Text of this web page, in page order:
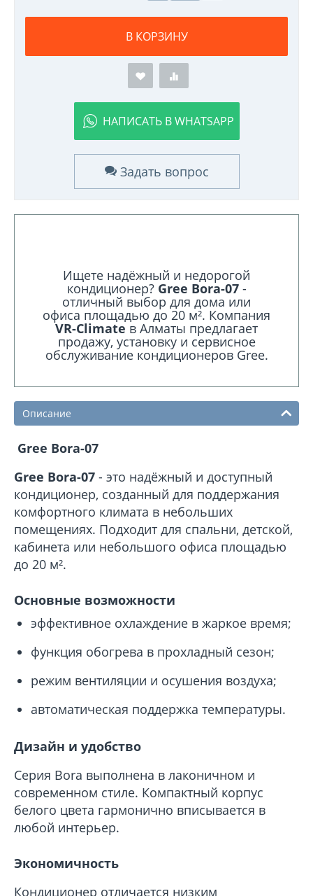
В КОРЗИНУ
НАПИСАТЬ В WHATSAPP
Задать вопрос
Ищете надёжный и недорогой
кондиционер? Gree Bora-07-
отличный выбор для дома или
офиса площадью до 20 м². Компания
VR-Climate в Алматы предлагает
продажу, установку и сервисное
обслуживание кондиционеров Gree.
Описание
Gree Bora-07
Gree Bora-07 - это надёжный и доступный
кондиционер, созданный для поддержания
комфортного климата в небольших
помещениях. Подходит для спальни, детской,
кабинета или небольшого офиса площадью
до 20 м².
Основные возможности
эффективное охлаждение в жаркое время;
функция обогрева в прохладный сезон;
режим вентиляции и осушения воздуха;
автоматическая поддержка температуры.
Дизайн и удобство
Серия Bora выполнена в лаконичном и
современном стиле. Компактный корпус
белого цвета гармонично вписывается в
любой интерьер.
Экономичность
Кондиционер отличается низким